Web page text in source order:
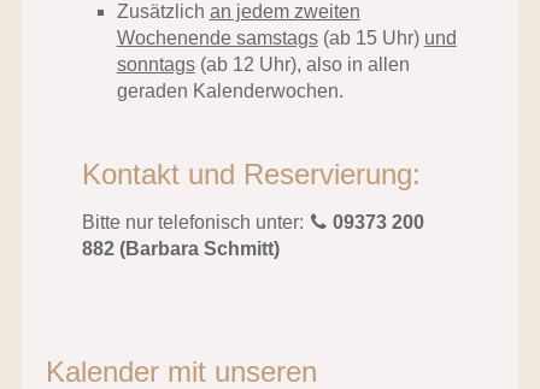
Zusätzlich an jedem zweiten
Wochenende samstags(ab 15 Uhr) und
sonntags(ab 12 Uhr), also in allen
geraden Kalenderwochen.
Kontakt und Reservierung:
Bitte nur telefonisch unter:
09373 200
882 (Barbara Schmitt)
Kalender mit unseren